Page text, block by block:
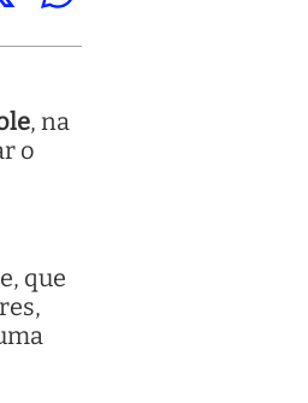
, na
o
que